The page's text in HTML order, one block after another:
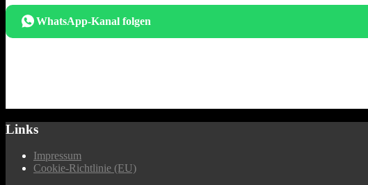
WhatsApp-Kanal folgen
Links
Impressum
Cookie-Richtlinie (EU)